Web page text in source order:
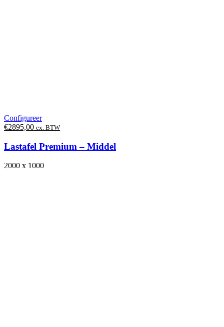
Configureer
€2895,00 ex. BTW
Lastafel Premium – Middel
2000 x 1000